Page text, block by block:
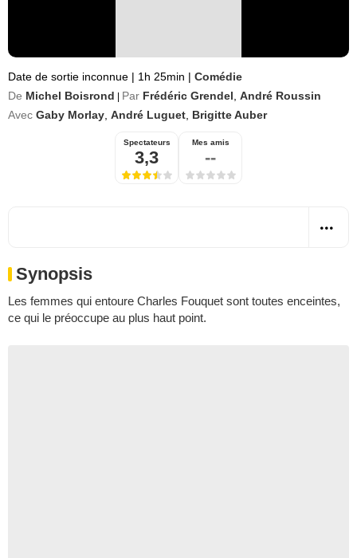
Date de sortie inconnue | 1h 25min | Comédie
De Michel Boisrond Par Frédéric Grendel André Roussin
Avec Gaby Morlay André Luguet Brigitte Auber
Spectateurs
3,3
Mes amis
--
Synopsis
Les femmes qui entoure Charles Fouquet sont toutes enceintes,
ce qui le préoccupe au plus haut point.